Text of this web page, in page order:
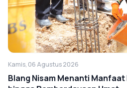
Kamis, 06 Agustus 2026
Blang Nisam Menanti Manfaat